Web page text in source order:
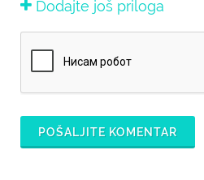
Dodajte još priloga
POŠALJITE KOMENTAR